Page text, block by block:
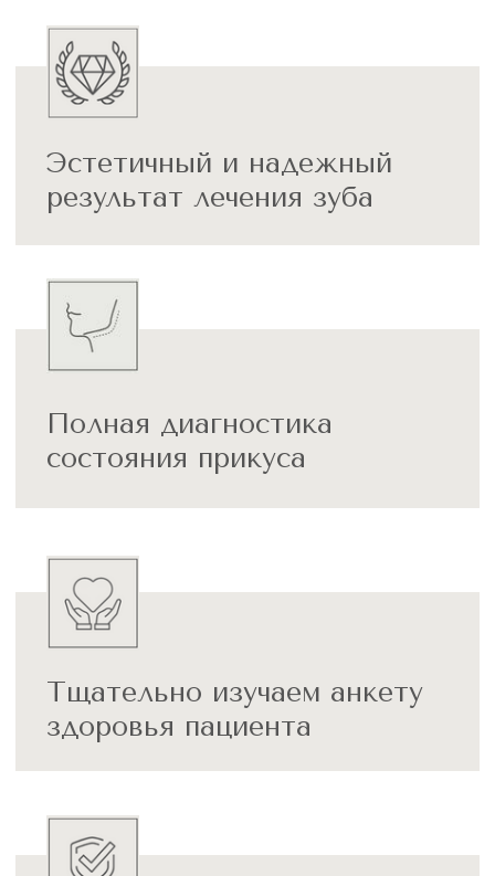
Хочу поблагодарить Вагарша
Овиковича за отличную работу!
Внимательный, аккуратный и добрый
сомнения перед установкой брекет-
Лечением осталась довольна на всё
100%
Именно Вагарш Овикович сделал мою
улыбку красивой. Я носила брекеты 2
года: с декабря 2020 по декабрь 2022. За
отвалился. Вагарш Овикович - настоящий
профессионал своего дела. Самым
крутым было снятие перед самым новым
годом.
+7-988-25XXXXX